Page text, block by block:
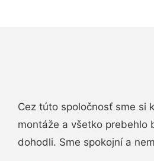
Cez túto spoločnosť sme si
montáže a všetko prebehlo
dohodli. Sme spokojní a